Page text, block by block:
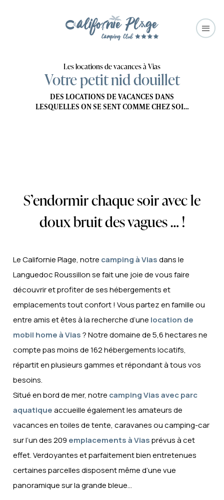
Les locations de vacances à Vias
Votre petit nid douillet
DES LOCATIONS DE VACANCES DANS
LESQUELLES ON SE SENT COMME CHEZ SOI…
S’endormir chaque soiravec le
doux bruit des vagues … !
Le Californie Plage, notre camping à Viasdans le
Languedoc Roussillon se fait une joie de vous faire
découvrir et profiter de ses hébergements et
emplacements tout confort ! Vous partez en famille ou
entre amis et êtes à la recherche d’une location de
mobil home à Vias? Notre domaine de 5,6 hectares ne
compte pas moins de 162 hébergements locatifs,
répartit en plusieurs gammes et répondant à tous vos
besoins.
Situé en bord de mer, notre camping Vias avec parc
aquatiqueaccueille également les amateurs de
vacances en toiles de tente, caravanes ou camping-car
sur l’un des 209 emplacements à Viasprévus à cet
effet. Verdoyantes et parfaitement bien entretenues
certaines parcelles disposent même d’une vue
panoramique sur la grande bleue…
Premium
Prestige
QUARTIER
FIN DE
INCLUS)
LITS FAITS
À L’ARRIVÉE
DRAPS ET
SERVIETTES
FOURNIS
CONNEXION
WIFI
OFFERTE
Seulement Caïcos
ACCEPTÉS